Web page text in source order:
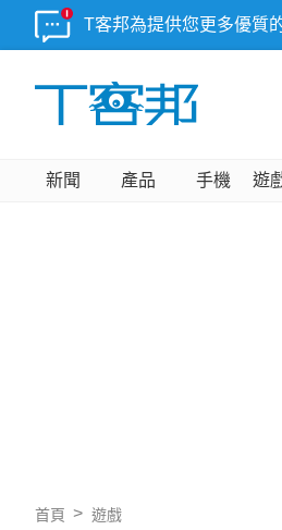
T客邦為提供您更多優質
新聞 產品 手機 遊
首頁 遊戲